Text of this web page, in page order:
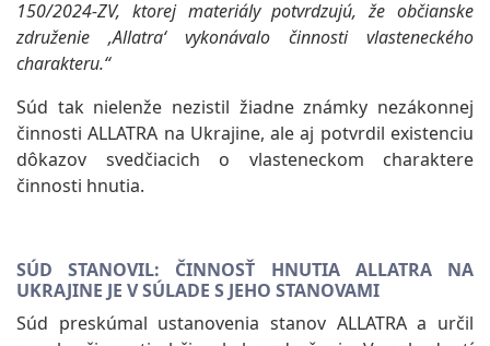
150/2024-ZV, ktorej materiály potvrdzujú, že občianske
združenie ‚Allatra‘ vykonávalo činnosti vlasteneckého
charakteru.“
Súd tak nielenže nezistil žiadne známky nezákonnej
činnosti ALLATRA na Ukrajine, ale aj potvrdil existenciu
dôkazov svedčiacich o vlasteneckom charaktere
činnosti hnutia.
SÚD STANOVIL: ČINNOSŤ HNUTIA ALLATRA NA
UKRAJINE JE V SÚLADE S JEHO STANOVAMI
Súd preskúmal ustanovenia stanov ALLATRA a určil